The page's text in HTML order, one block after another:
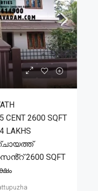
CENT 2600 SQFT
LAKHS
2600 SQFT